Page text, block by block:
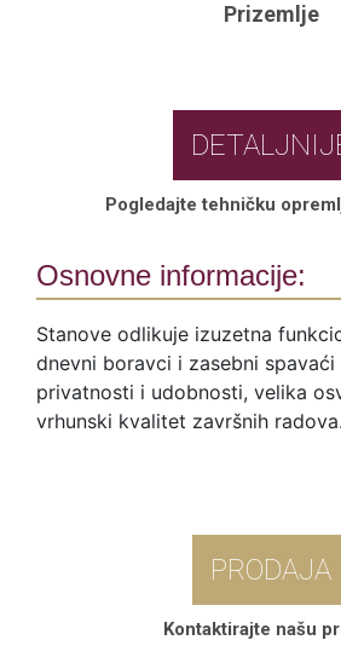
Prizemlje
Pogledajte tehničku
Osnovne informacije:
Stanove odlikuje izuzetna
dnevni boravci i zasebni
privatnosti i udobnosti, velika
vrhunski kvalitet završnih radova.
PRODAJA
Kontaktirajte našu